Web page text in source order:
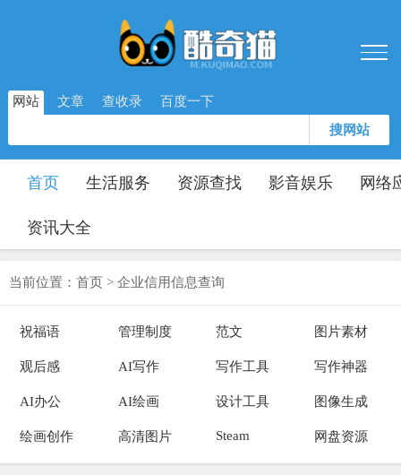
网站 文章 查收录 百度一下
搜网站
首页 生活服务 资源查找 影音娱乐 网络
资讯大全
当前位置： 首页 > 企业信用信息查询
祝福语 管理制度 范文 图片素材
观后感 AI写作 写作工具 写作神器
AI办公 AI绘画 设计工具 图像生成
绘画创作 高清图片 Steam 网盘资源